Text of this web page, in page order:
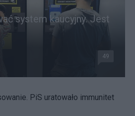
system kaucyjny. Jest
49
PiS uratowało immunitet